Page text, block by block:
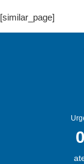
[similar_page]